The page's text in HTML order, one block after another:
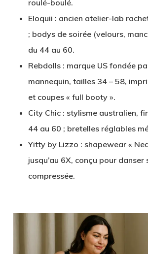
roulé-boulé.
Eloquii : ancien atelier-lab
; bodys de soirée (velours,
du 44 au 60.
Rebdolls: marque US fondée
mannequin, tailles 34 – 58,
et coupes « full booty ».
City Chic: stylisme australien,
44 au 60 ; bretelles réglables
Yitty by Lizzo : shapewear «
jusqu’au 6X, conçu pour danser
compressée.